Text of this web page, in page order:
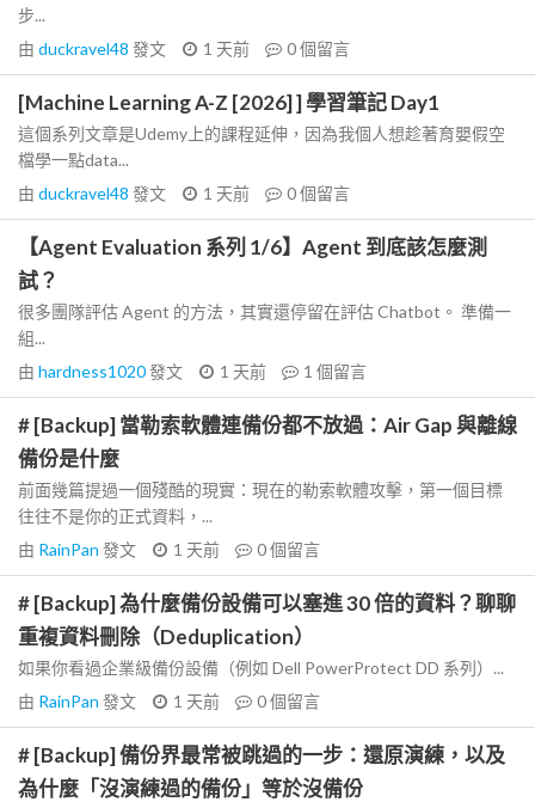
步...
由 duckravel48 發文 1 天前 0個留言
[Machine Learning A-Z [2026] ] 學習筆記 Day1
這個系列文章是Udemy上的課程延伸，因為我個人想趁著育嬰假空
檔學一點data...
由 duckravel48 發文 1 天前 0個留言
【Agent Evaluation 系列 1/6】Agent 到底該怎麼測
試？
很多團隊評估 Agent 的方法，其實還停留在評估 Chatbot。 準備一
組...
由 hardness1020發文 1 天前 1 個留言
# [Backup] 當勒索軟體連備份都不放過：Air Gap 與離線
備份是什麼
前面幾篇提過一個殘酷的現實：現在的勒索軟體攻擊，第一個目標
往往不是你的正式資料，...
由 RainPan 發文 1 天前 0個留言
# [Backup] 為什麼備份設備可以塞進 30 倍的資料？聊聊
重複資料刪除（Deduplication）
如果你看過企業級備份設備（例如 Dell PowerProtect DD 系列）...
由 RainPan 發文 1 天前 0個留言
# [Backup] 備份界最常被跳過的一步：還原演練，以及
為什麼「沒演練過的備份」等於沒備份